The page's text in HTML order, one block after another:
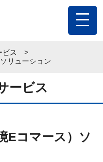
toggle
ビス
リューション
ービス
Eコマース）ソ